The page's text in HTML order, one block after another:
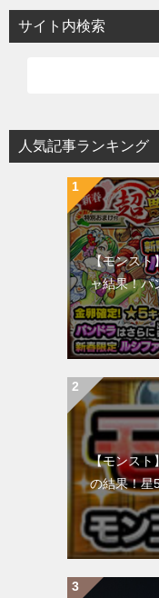
サイト内検索
人気記事ランキング
【モンスト
ャ結果！パ
【モンスト
の結果！星